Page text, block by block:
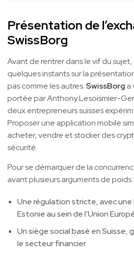
Présentation de
SwissBorg
Avant de rentrer dans le vif du
quelques instants sur la
pas comme les autres. SwissBorg a
portée par Anthony Lesoismier-
deux entrepreneurs suisses
Proposer une application mobile
acheter, vendre et stocker des
sécurité.
Pour se démarquer de la
avant plusieurs arguments de poids :
Une régulation stricte, avec une
Estonie au sein de l’Union
Un siège social basé en Suisse,
le secteur financier